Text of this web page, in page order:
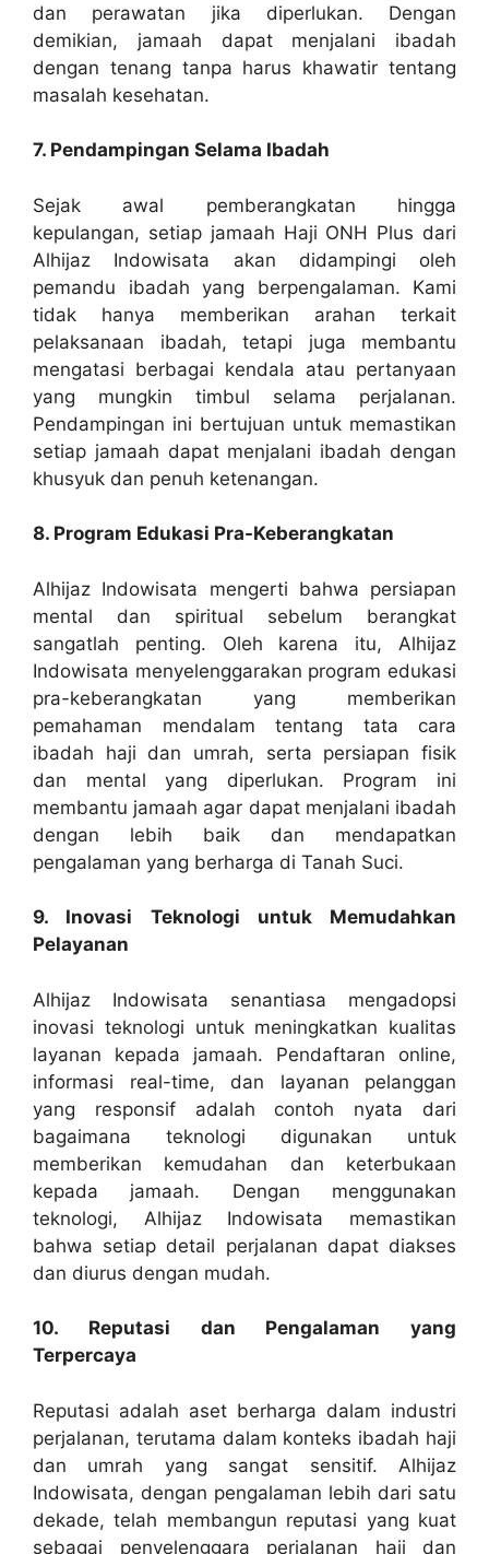
dan perawatan jika diperlukan. Dengan
demikian, jamaah dapat menjalani ibadah
dengan tenang tanpa harus khawatir tentang
masalah kesehatan.
7. Pendampingan Selama Ibadah
Sejak awal pemberangkatan hingga
kepulangan, setiap jamaah Haji ONH Plus dari
Alhijaz Indowisata akan didampingi oleh
pemandu ibadah yang berpengalaman. Kami
tidak hanya memberikan arahan terkait
pelaksanaan ibadah, tetapi juga membantu
mengatasi berbagai kendala atau pertanyaan
yang mungkin timbul selama perjalanan.
Pendampingan ini bertujuan untuk memastikan
setiap jamaah dapat menjalani ibadah dengan
khusyuk dan penuh ketenangan.
8. Program Edukasi Pra-Keberangkatan
Alhijaz Indowisata mengerti bahwa persiapan
mental dan spiritual sebelum berangkat
sangatlah penting. Oleh karena itu, Alhijaz
Indowisata menyelenggarakan program edukasi
pra-keberangkatan yang memberikan
pemahaman mendalam tentang tata cara
ibadah haji dan umrah, serta persiapan fisik
dan mental yang diperlukan. Program ini
membantu jamaah agar dapat menjalani ibadah
dengan lebih baik dan mendapatkan
pengalaman yang berharga di Tanah Suci.
9. Inovasi Teknologi untuk Memudahkan
Pelayanan
Alhijaz Indowisata senantiasa mengadopsi
inovasi teknologi untuk meningkatkan kualitas
layanan kepada jamaah. Pendaftaran online,
informasi real-time, dan layanan pelanggan
yang responsif adalah contoh nyata dari
bagaimana teknologi digunakan untuk
memberikan kemudahan dan keterbukaan
kepada jamaah. Dengan menggunakan
teknologi, Alhijaz Indowisata memastikan
bahwa setiap detail perjalanan dapat diakses
dan diurus dengan mudah.
10. Reputasi dan Pengalaman yang
Terpercaya
Reputasi adalah aset berharga dalam industri
perjalanan, terutama dalam konteks ibadah haji
dan umrah yang sangat sensitif. Alhijaz
Indowisata, dengan pengalaman lebih dari satu
dekade, telah membangun reputasi yang kuat
sebagai penyelenggara perjalanan haji dan